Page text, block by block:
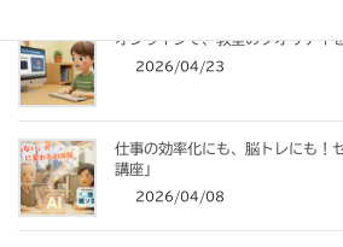
オンラインで、教室のクオリティ
2026/04/23
仕事の効率化にも、脳トレにも！
講座」
2026/04/08